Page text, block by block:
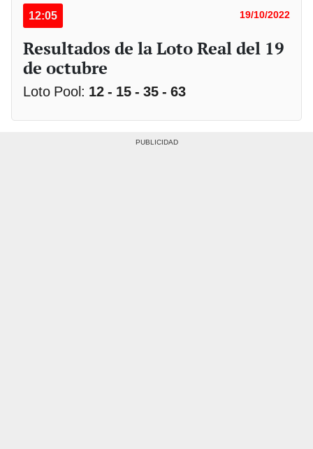
12:05 19/10/2022
Resultados de la Loto Real del 19
de octubre
Loto Pool: 12 - 15 - 35 - 63